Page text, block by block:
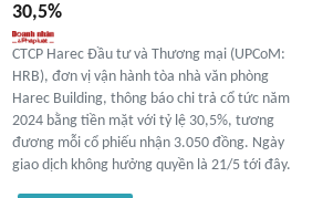
30,5%
CTCP Harec Đầu tư và Thương mại (UPCoM:
HRB), đơn vị vận hành tòa nhà văn phòng
Harec Building, thông báo chi trả cổ tức năm
2024 bằng tiền mặt với tỷ lệ 30,5%, tương
đương mỗi cổ phiếu nhận 3.050 đồng. Ngày
giao dịch không hưởng quyền là 21/5 tới đây.